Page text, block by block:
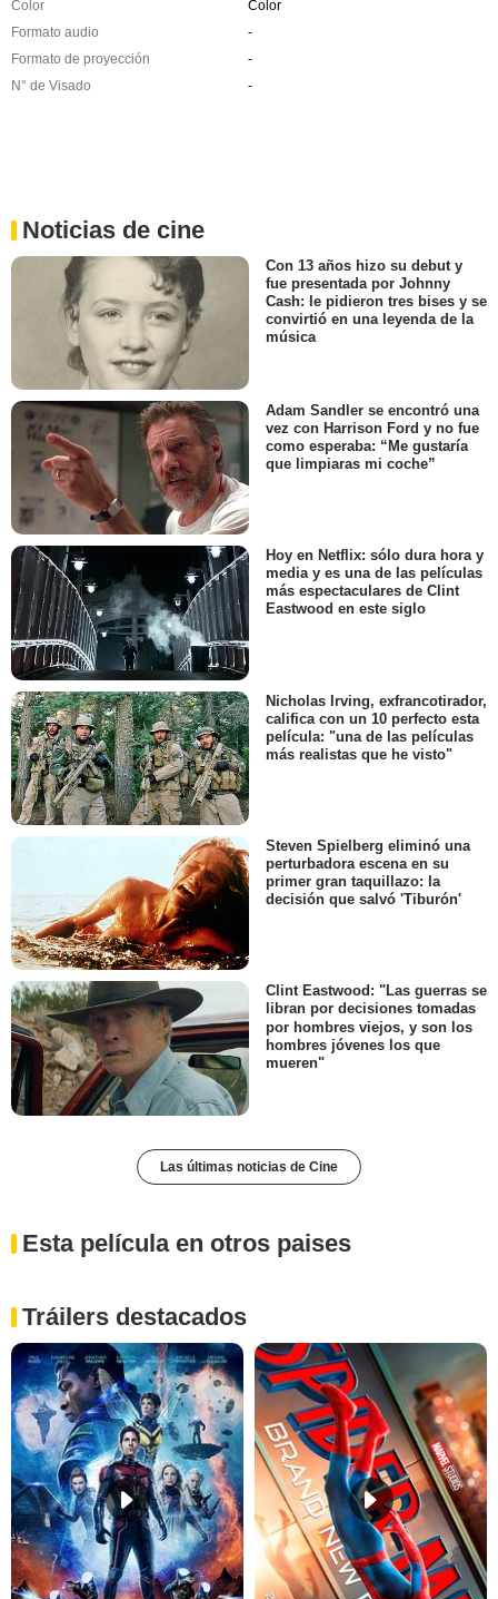
Color
Color
Formato audio
-
Formato de proyección
-
N° de Visado
-
Noticias de cine
Con 13 años hizo su debut y
fue presentada por Johnny
Cash: le pidieron tres bises y se
convirtió en una leyenda de la
música
Adam Sandler se encontró una
vez con Harrison Ford y no fue
como esperaba: “Me gustaría
que limpiaras mi coche”
Hoy en Netflix: sólo dura hora y
media y es una de las películas
más espectaculares de Clint
Eastwood en este siglo
Nicholas Irving, exfrancotirador,
califica con un 10 perfecto esta
película: "una de las películas
más realistas que he visto"
Steven Spielberg eliminó una
perturbadora escena en su
primer gran taquillazo: la
decisión que salvó 'Tiburón'
Clint Eastwood: "Las guerras se
libran por decisiones tomadas
por hombres viejos, y son los
hombres jóvenes los que
mueren"
Las últimas noticias de Cine
Esta película en otros paises
Tráilers destacados